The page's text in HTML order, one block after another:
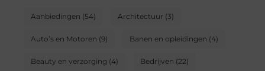
Aanbiedingen (54) Architectuur (3)
Auto’s en Motoren (9) Banen en opleidingen (4)
Beauty en verzorging (4) Bedrijven (22)